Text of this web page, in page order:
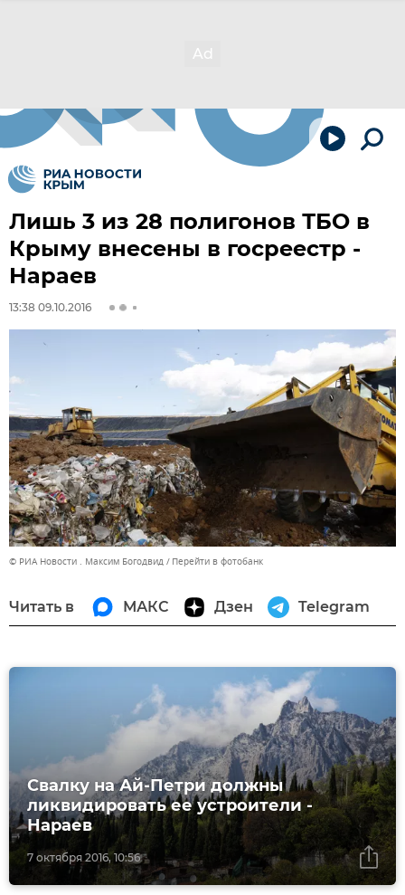
Лишь 3 из 28 полигонов ТБО в
Крыму внесены в госреестр -
Нараев
13:38 09.10.2016
© РИА Новости . Максим Богодвид Перейти в фотобанк
Читать в МАКС Дзен Telegram
7 октября 2016, 10:56
Свалку на Ай-Петри должны
ликвидировать ее устроители -
Нараев